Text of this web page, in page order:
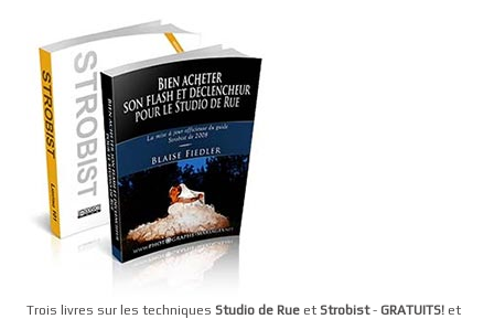
Trois livres sur les techniques Studio de Rue et Strobist- GRATUITS! et